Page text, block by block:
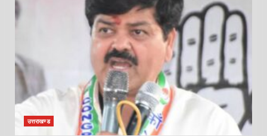
उत्तराखण्ड